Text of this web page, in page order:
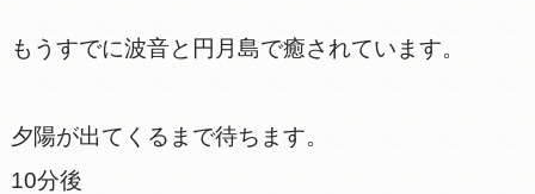
もうすでに波音と円月島で癒されています。
夕陽が出てくるまで待ちます。
10分後